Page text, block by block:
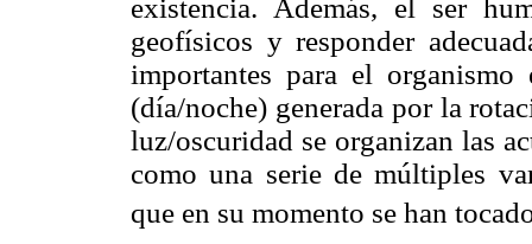
existencia. Además, el ser
geofísicos y responder
importantes para el
(día/noche) generada por la
luz/oscuridad se organizan las
como una serie de múltiples
que en su momento se han